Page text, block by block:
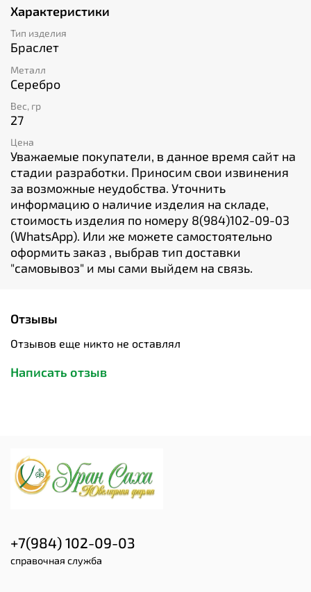
Характеристики
Тип изделия
Браслет
Металл
Серебро
Вес, гр
27
Цена
Уважаемые покупатели, в данное время сайт на
стадии разработки. Приносим свои извинения
за возможные неудобства. Уточнить
информацию о наличие изделия на складе,
стоимость изделия по номеру 8(984)102-09-03
(WhatsApp). Или же можете самостоятельно
оформить заказ , выбрав тип доставки
"cамовывоз" и мы сами выйдем на связь.
Отзывы
Отзывов еще никто не оставлял
Написать отзыв
+7(984) 102-09-03
справочная служба